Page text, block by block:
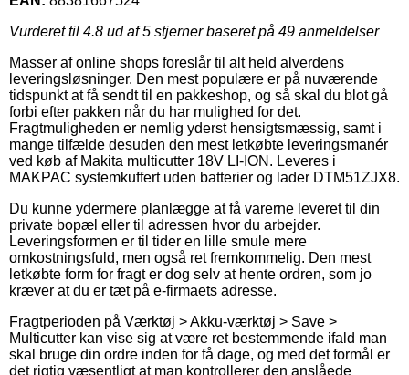
Vurderet til 4.8 ud af 5 stjerner baseret på 49 anmeldelser
Masser af online shops foreslår til alt held alverdens
leveringsløsninger. Den mest populære er på nuværende
tidspunkt at få sendt til en pakkeshop, og så skal du blot gå
forbi efter pakken når du har mulighed for det.
Fragtmuligheden er nemlig yderst hensigtsmæssig, samt i
mange tilfælde desuden den mest letkøbte leveringsmanér
ved køb af Makita multicutter 18V LI-ION. Leveres i
MAKPAC systemkuffert uden batterier og lader DTM51ZJX8.
Du kunne ydermere planlægge at få varerne leveret til din
private bopæl eller til adressen hvor du arbejder.
Leveringsformen er til tider en lille smule mere
omkostningsfuld, men også ret fremkommelig. Den mest
letkøbte form for fragt er dog selv at hente ordren, som jo
kræver at du er tæt på e-firmaets adresse.
Fragtperioden på Værktøj > Akku-værktøj > Save >
Multicutter kan vise sig at være ret bestemmende ifald man
skal bruge din ordre inden for få dage, og med det formål er
det rigtig væsentligt at man kontrollerer den anslåede